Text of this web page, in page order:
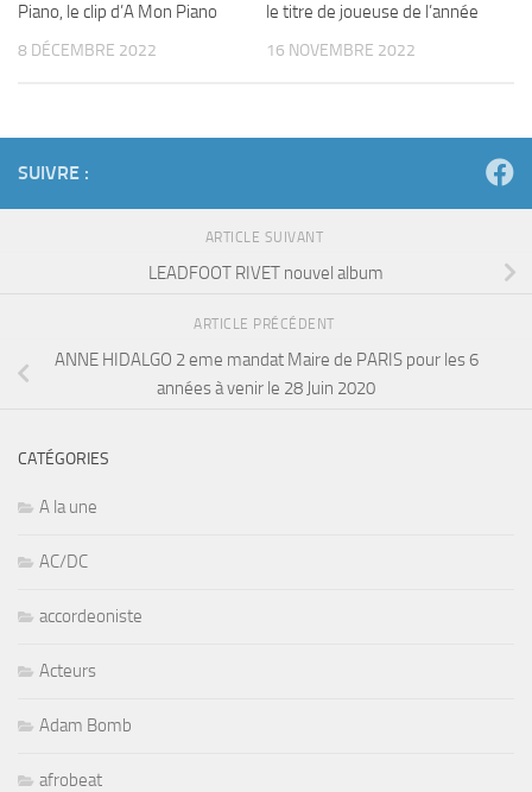
Piano, le clip d’A Mon Piano
8 DÉCEMBRE 2022
le titre de joueuse de l’année
16 NOVEMBRE 2022
SUIVRE :
ARTICLE SUIVANT
LEADFOOT RIVET nouvel album
ARTICLE PRÉCÉDENT
ANNE HIDALGO 2 eme mandat Maire de PARIS pour les 6
années à venir le 28 Juin 2020
CATÉGORIES
A la une
AC/DC
accordeoniste
Acteurs
Adam Bomb
afrobeat